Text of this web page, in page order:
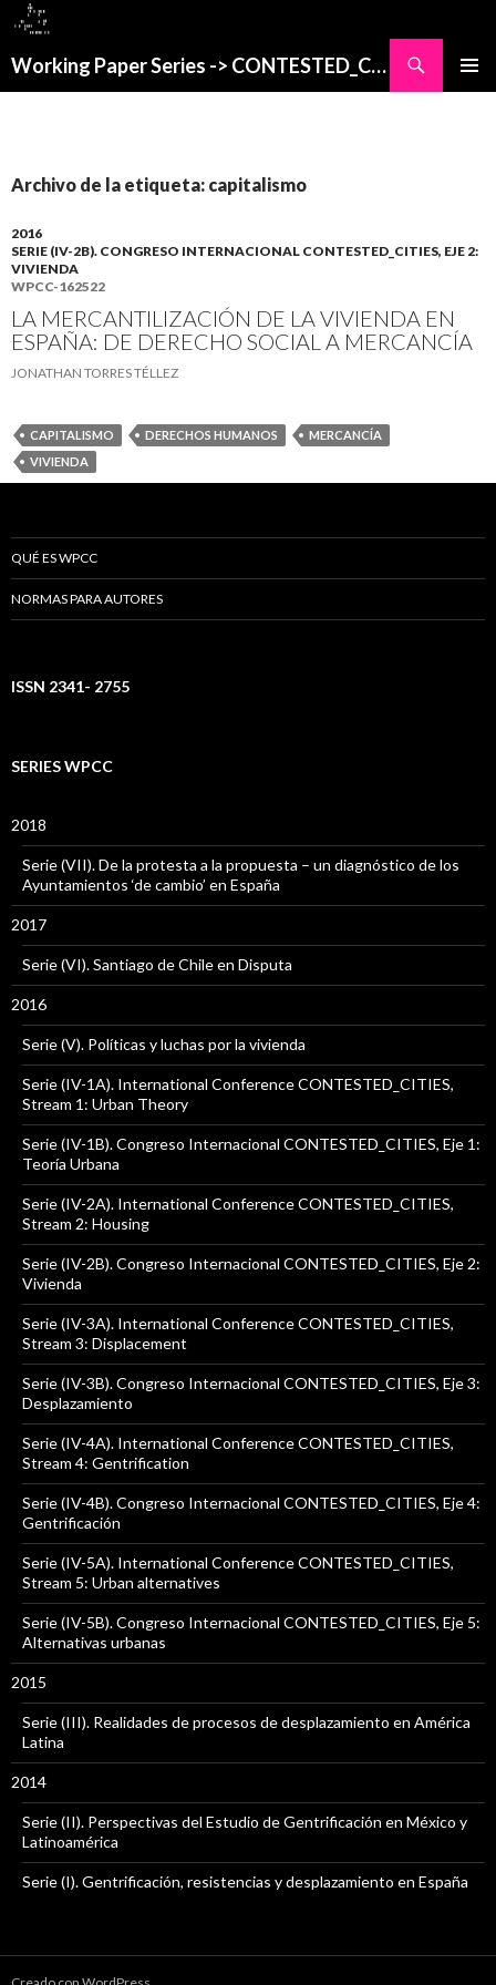
Working Paper Series -> CONTESTED_CITIES
Archivo de la etiqueta: capitalismo
2016
SERIE (IV-2B). CONGRESO INTERNACIONAL CONTESTED_CITIES, EJE 2:
VIVIENDA
WPCC-162522
LA MERCANTILIZACIÓN DE LA VIVIENDA EN
ESPAÑA: DE DERECHO SOCIAL A MERCANCÍA
JONATHAN TORRES TÉLLEZ
CAPITALISMO DERECHOS HUMANOS
MERCANCÍA
VIVIENDA
QUÉ ES WPCC
NORMAS PARA AUTORES
ISSN 2341- 2755
SERIES WPCC
2018
Serie (VII). De la protesta a la propuesta – un diagnóstico de los
Ayuntamientos ‘de cambio’ en España
2017
Serie (VI). Santiago de Chile en Disputa
2016
Serie (V). Políticas y luchas por la vivienda
Serie (IV-1A). International Conference CONTESTED_CITIES,
Stream 1: Urban Theory
Serie (IV-1B). Congreso Internacional CONTESTED_CITIES, Eje 1:
Teoría Urbana
Serie (IV-2A). International Conference CONTESTED_CITIES,
Stream 2: Housing
Serie (IV-2B). Congreso Internacional CONTESTED_CITIES, Eje 2:
Vivienda
Serie (IV-3A). International Conference CONTESTED_CITIES,
Stream 3: Displacement
Serie (IV-3B). Congreso Internacional CONTESTED_CITIES, Eje 3:
Desplazamiento
Serie (IV-4A). International Conference CONTESTED_CITIES,
Stream 4: Gentrification
Serie (IV-4B). Congreso Internacional CONTESTED_CITIES, Eje 4:
Gentrificación
Serie (IV-5A). International Conference CONTESTED_CITIES,
Stream 5: Urban alternatives
Serie (IV-5B). Congreso Internacional CONTESTED_CITIES, Eje 5:
Alternativas urbanas
2015
Serie (III). Realidades de procesos de desplazamiento en América
Latina
2014
Serie (II). Perspectivas del Estudio de Gentrificación en México y
Latinoamérica
Serie (I). Gentrificación, resistencias y desplazamiento en España